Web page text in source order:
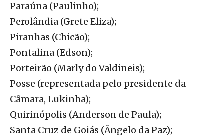
Paraúna (Paulinho);
Perolândia (Grete Eliza);
Piranhas (Chicão);
Pontalina (Edson);
Porteirão (Marly do Valdineis);
Posse (representada pelo presidente da
Câmara, Lukinha);
Quirinópolis (Anderson de Paula);
Santa Cruz de Goiás (Ângelo da Paz);